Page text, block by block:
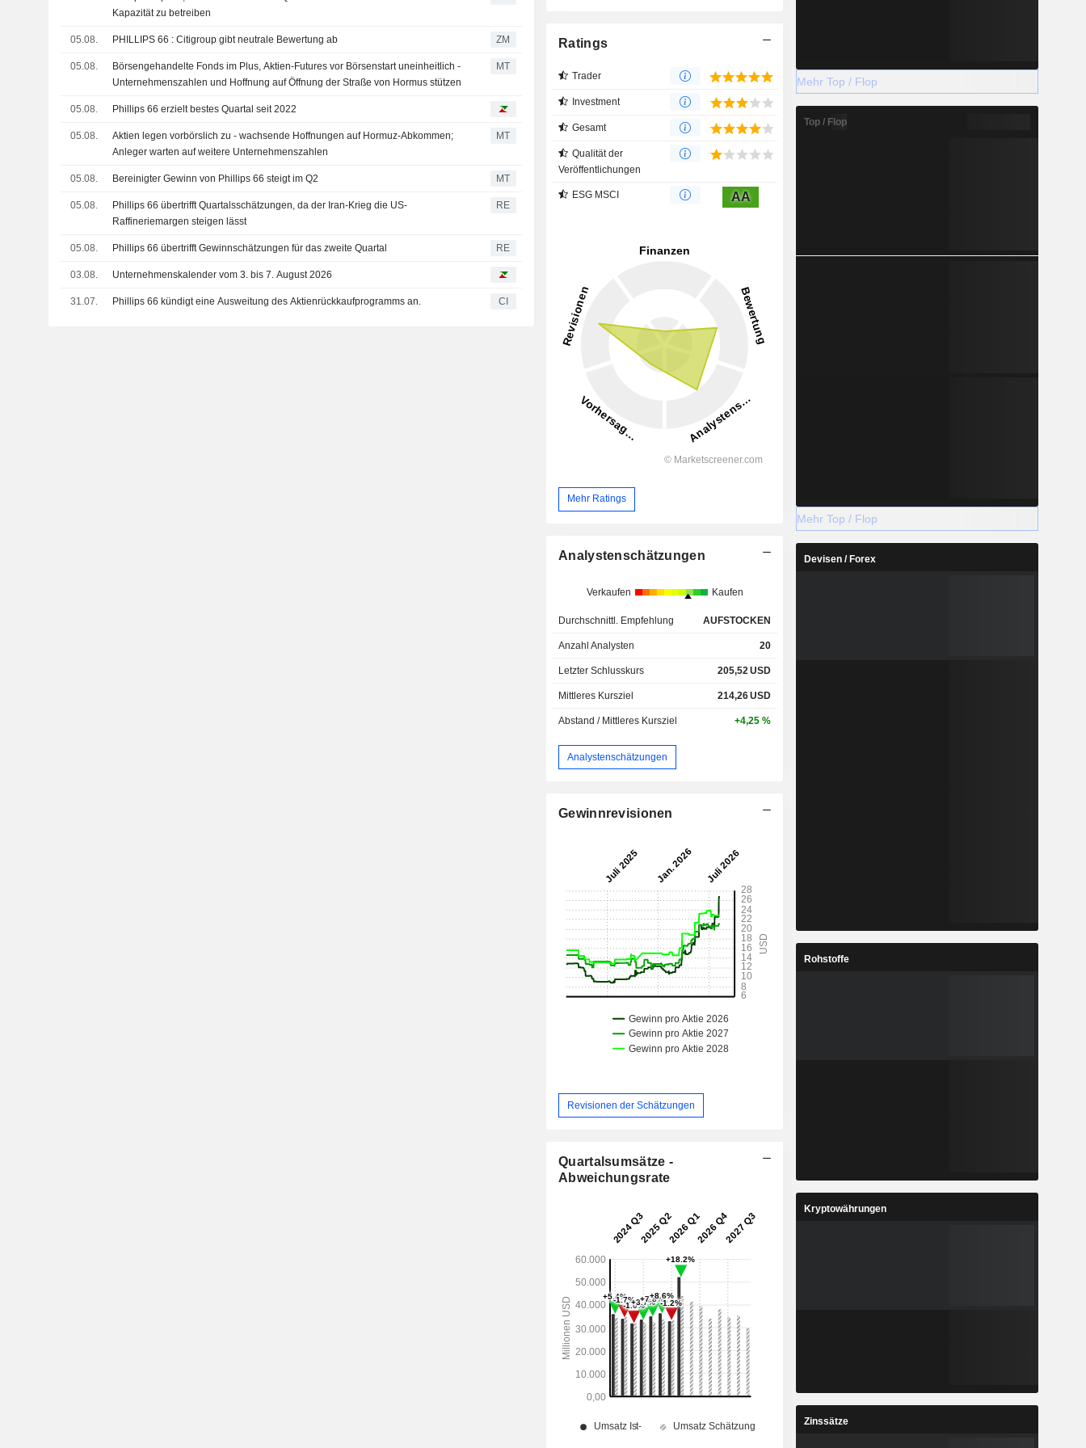
Kapazität zu betreiben
05.08. PHILLIPS 66 : Citigroup gibt neutrale Bewertung ab ZM
05.08.
Börsengehandelte Fonds im Plus, Aktien-Futures vor Börsenstart uneinheitlich -
Unternehmenszahlen und Hoffnung auf Öffnung der Straße von Hormus stützen
MT
05.08. Phillips 66 erzielt bestes Quartal seit 2022
05.08.
Aktien legen vorbörslich zu - wachsende Hoffnungen auf Hormuz-Abkommen;
Anleger warten auf weitere Unternehmenszahlen
MT
05.08. Bereinigter Gewinn von Phillips 66 steigt im Q2 MT
05.08.
Phillips 66 übertrifft Quartalsschätzungen, da der Iran-Krieg die US-
Raffineriemargen steigen lässt
RE
05.08. Phillips 66 übertrifft Gewinnschätzungen für das zweite Quartal RE
03.08. Unternehmenskalender vom 3. bis 7. August 2026
31.07. Phillips 66 kündigt eine Ausweitung des Aktienrückkaufprogramms an. CI
Ratings
Trader
Investment
Gesamt
Qualität der
Veröffentlichungen
ESG MSCI AA
Mehr Ratings
Analystenschätzungen
Verkaufen Kaufen
Durchschnittl. Empfehlung AUFSTOCKEN
Anzahl Analysten 20
Letzter Schlusskurs 205,52USD
Mittleres Kursziel 214,26USD
Abstand / Mittleres Kursziel +4,25 %
Analystenschätzungen
Gewinnrevisionen
Revisionen der Schätzungen
Quartalsumsätze -
Abweichungsrate
Mehr Top / Flop
Top / Flop
Mehr Top / Flop
Devisen / Forex
Rohstoffe
Kryptowährungen
Zinssätze